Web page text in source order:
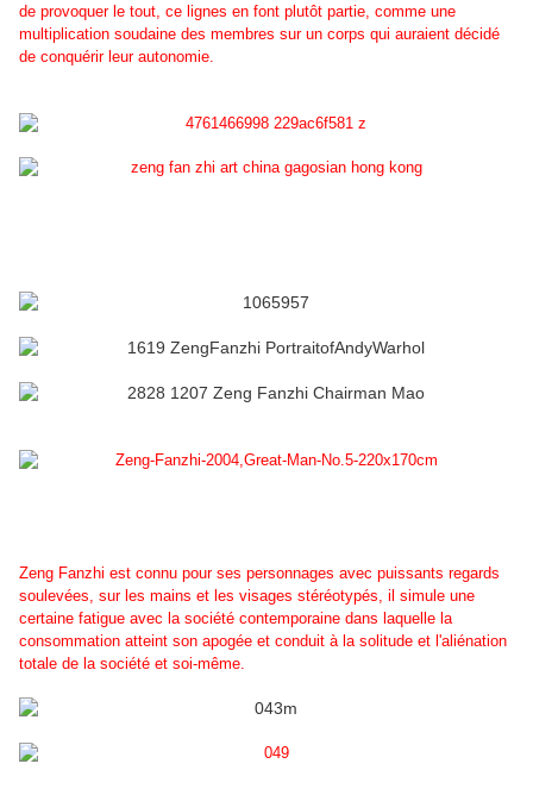
de provoquer le tout, ce lignes en font plutôt partie, comme une
multiplication soudaine des membres sur un corps qui auraient décidé
de conquérir leur autonomie.
Zeng Fanzhi est connu pour ses personnages avec puissants regards
soulevées, sur les mains et les visages stéréotypés, il simule une
certaine fatigue avec la société contemporaine dans laquelle la
consommation atteint son apogée et conduit à la solitude et l'aliénation
totale de la société et soi-même.